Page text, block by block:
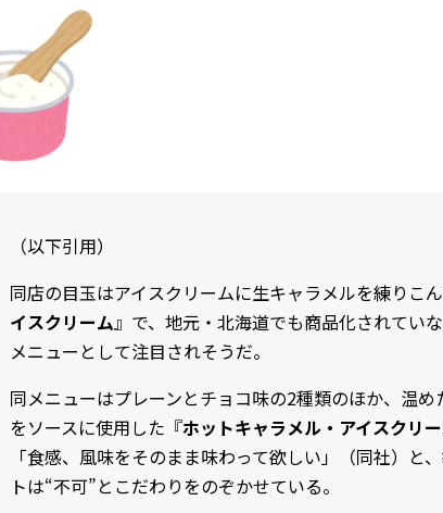
（以下引用）
同店の目玉はアイスクリームに生キャラメルを練りこ
イスクリーム』で、地元・北海道でも商品化されてい
メニューとして注目されそうだ。
同メニューはプレーンとチョコ味の2種類のほか、温
をソースに使用した『ホットキャラメル・アイスクリ
「食感、風味をそのまま味わって欲しい」（同社）と
トは“不可”とこだわりをのぞかせている。